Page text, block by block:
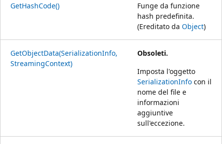
GetHashCode()
Funge da funzione
hash predefinita.
(Ereditato da Object)
GetObjectData(SerializationInfo,
StreamingContext)
Obsoleti.
Imposta l'oggetto
SerializationInfo con il
nome del file e
informazioni
aggiuntive
sull'eccezione.